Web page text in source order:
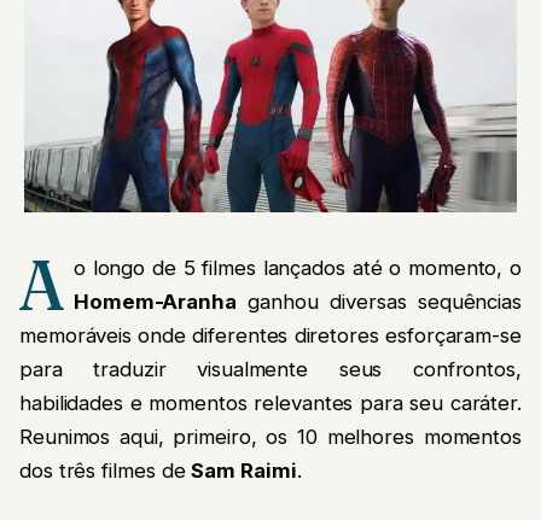
A o longo de 5 filmes lançados até o momento, o
Homem-Aranha ganhou diversas sequências
memoráveis onde diferentes diretores esforçaram-se
para traduzir visualmente seus confrontos,
habilidades e momentos relevantes para seu caráter.
Reunimos aqui, primeiro, os 10 melhores momentos
dos três filmes deSam Raimi.